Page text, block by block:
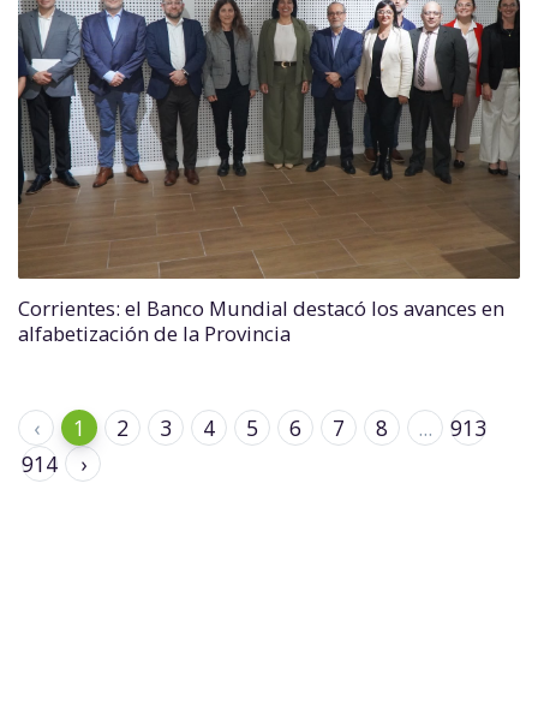
Corrientes: el Banco Mundial destacó los avances en
alfabetización de la Provincia
‹ 1 2 3 4 5 6 7 8 ...
913
914
›